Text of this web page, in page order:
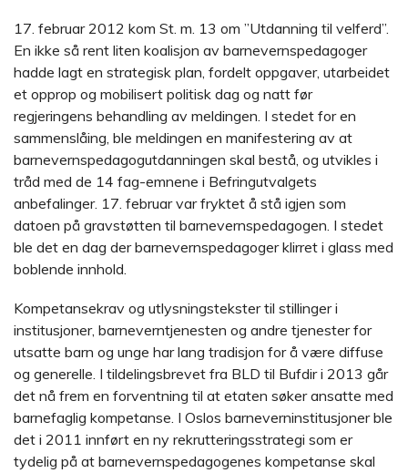
17. februar 2012 kom St. m. 13 om ”Utdanning til velferd”.
En ikke så rent liten koalisjon av barnevernspedagoger
hadde lagt en strategisk plan, fordelt oppgaver, utarbeidet
et opprop og mobilisert politisk dag og natt før
regjeringens behandling av meldingen. I stedet for en
sammenslåing, ble meldingen en manifestering av at
barnevernspedagogutdanningen skal bestå, og utvikles i
tråd med de 14 fag-emnene i Befringutvalgets
anbefalinger. 17. februar var fryktet å stå igjen som
datoen på gravstøtten til barnevernspedagogen. I stedet
ble det en dag der barnevernspedagoger klirret i glass med
boblende innhold.
Kompetansekrav og utlysningstekster til stillinger i
institusjoner, barneverntjenesten og andre tjenester for
utsatte barn og unge har lang tradisjon for å være diffuse
og generelle. I tildelingsbrevet fra BLD til Bufdir i 2013 går
det nå frem en forventning til at etaten søker ansatte med
barnefaglig kompetanse. I Oslos barneverninstitusjoner ble
det i 2011 innført en ny rekrutteringsstrategi som er
tydelig på at barnevernspedagogenes kompetanse skal